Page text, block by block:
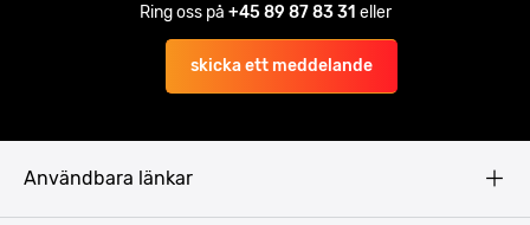
Ring oss på +45 89 87 83 31 eller
skicka ett meddelande
Användbara länkar